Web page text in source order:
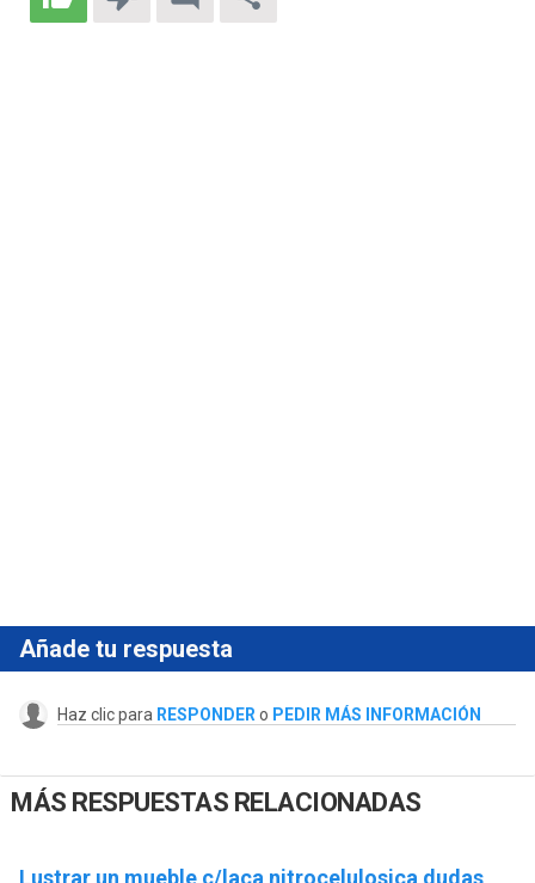
Añade tu respuesta
Haz clic para RESPONDER o PEDIR MÁS INFORMACIÓN
MÁS RESPUESTAS RELACIONADAS
Lustrar un mueble c/laca nitrocelulosica dudas